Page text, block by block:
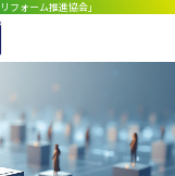
フォーム推進協会」